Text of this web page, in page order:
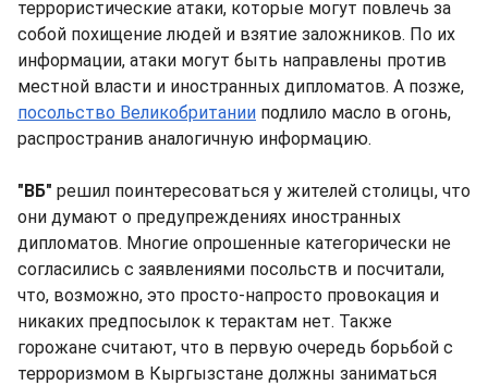
террористические атаки, которые могут повлечь за
собой похищение людей и взятие заложников. По их
информации, атаки могут быть направлены против
местной власти и иностранных дипломатов. А позже,
посольство Великобритании подлило масло в огонь,
распространив аналогичную информацию.
"ВБ" решил поинтересоваться у жителей столицы, что
они думают о предупреждениях иностранных
дипломатов. Многие опрошенные категорически не
согласились с заявлениями посольств и посчитали,
что, возможно, это просто-напросто провокация и
никаких предпосылок к терактам нет. Также
горожане считают, что в первую очередь борьбой с
терроризмом в Кыргызстане должны заниматься